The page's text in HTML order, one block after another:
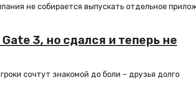
не собирается выпускать отдельное
3, но сдался и теперь не
сочтут знакомой до боли – друзья долго